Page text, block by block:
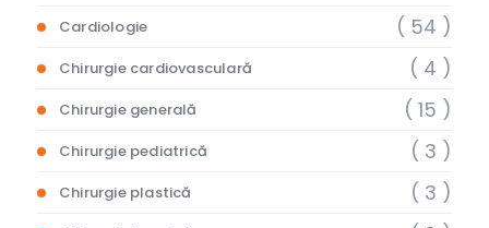
Cardiologie ( 54 )
Chirurgie cardiovasculară ( 4 )
Chirurgie generală ( 15 )
Chirurgie pediatrică ( 3 )
Chirurgie plastică ( 3 )